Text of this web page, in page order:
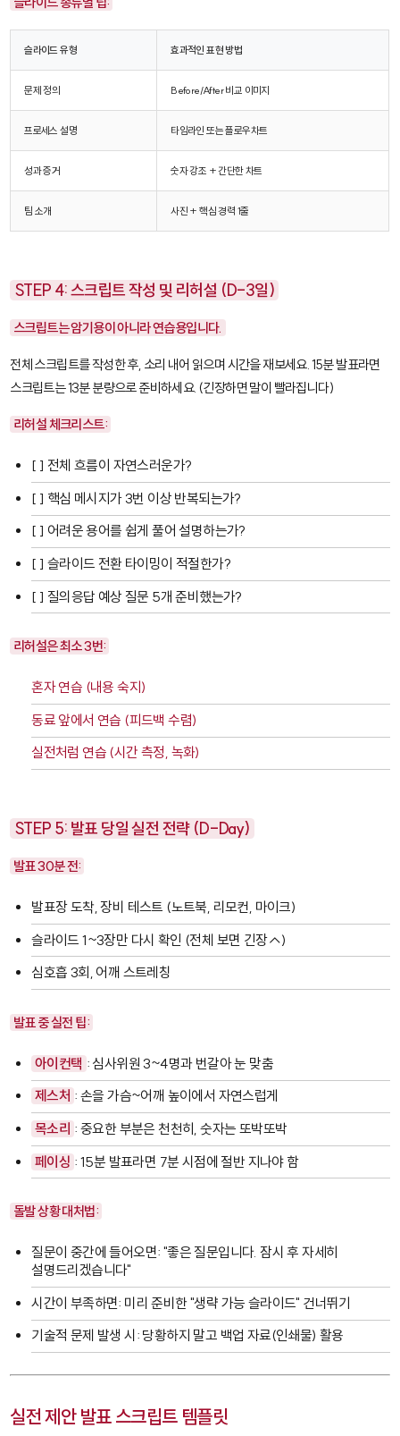
슬라이드 유형 효과적인 표현 방법
문제 정의 Before/After 비교 이미지
프로세스 설명 타임라인 또는 플로우차트
성과 증거 숫자 강조 + 간단한 차트
팀 소개 사진 + 핵심 경력 1줄
STEP 4: 스크립트 작성 및 리허설 (D-3일)
스크립트는 암기용이 아니라 연습용입니다.
전체 스크립트를 작성한 후, 소리 내어 읽으며 시간을 재보세요. 15분 발표라면
스크립트는 13분 분량으로 준비하세요. (긴장하면 말이 빨라집니다)
리허설 체크리스트:
[ ] 전체 흐름이 자연스러운가?
[ ] 핵심 메시지가 3번 이상 반복되는가?
[ ] 어려운 용어를 쉽게 풀어 설명하는가?
[ ] 슬라이드 전환 타이밍이 적절한가?
[ ] 질의응답 예상 질문 5개 준비했는가?
리허설은 최소 3번:
혼자 연습 (내용 숙지)
동료 앞에서 연습 (피드백 수렴)
실전처럼 연습 (시간 측정, 녹화)
STEP 5: 발표 당일 실전 전략 (D-Day)
발표 30분 전:
발표장 도착, 장비 테스트 (노트북, 리모컨, 마이크)
슬라이드 1~3장만 다시 확인 (전체 보면 긴장↑)
심호흡 3회, 어깨 스트레칭
발표 중 실전 팁:
아이컨택 : 심사위원 3~4명과 번갈아 눈 맞춤
제스처 : 손을 가슴~어깨 높이에서 자연스럽게
목소리 : 중요한 부분은 천천히, 숫자는 또박또박
페이싱 : 15분 발표라면 7분 시점에 절반 지나야 함
돌발 상황 대처법:
질문이 중간에 들어오면: "좋은 질문입니다. 잠시 후 자세히
설명드리겠습니다"
시간이 부족하면: 미리 준비한 "생략 가능 슬라이드" 건너뛰기
기술적 문제 발생 시: 당황하지 말고 백업 자료(인쇄물) 활용
실전 제안 발표 스크립트 템플릿